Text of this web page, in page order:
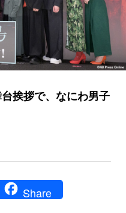
挨拶で、なにわ男子
Share